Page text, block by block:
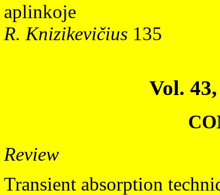
aplinkoje
R. Knizikevičius 135
Vol.
Review
Transient absorption